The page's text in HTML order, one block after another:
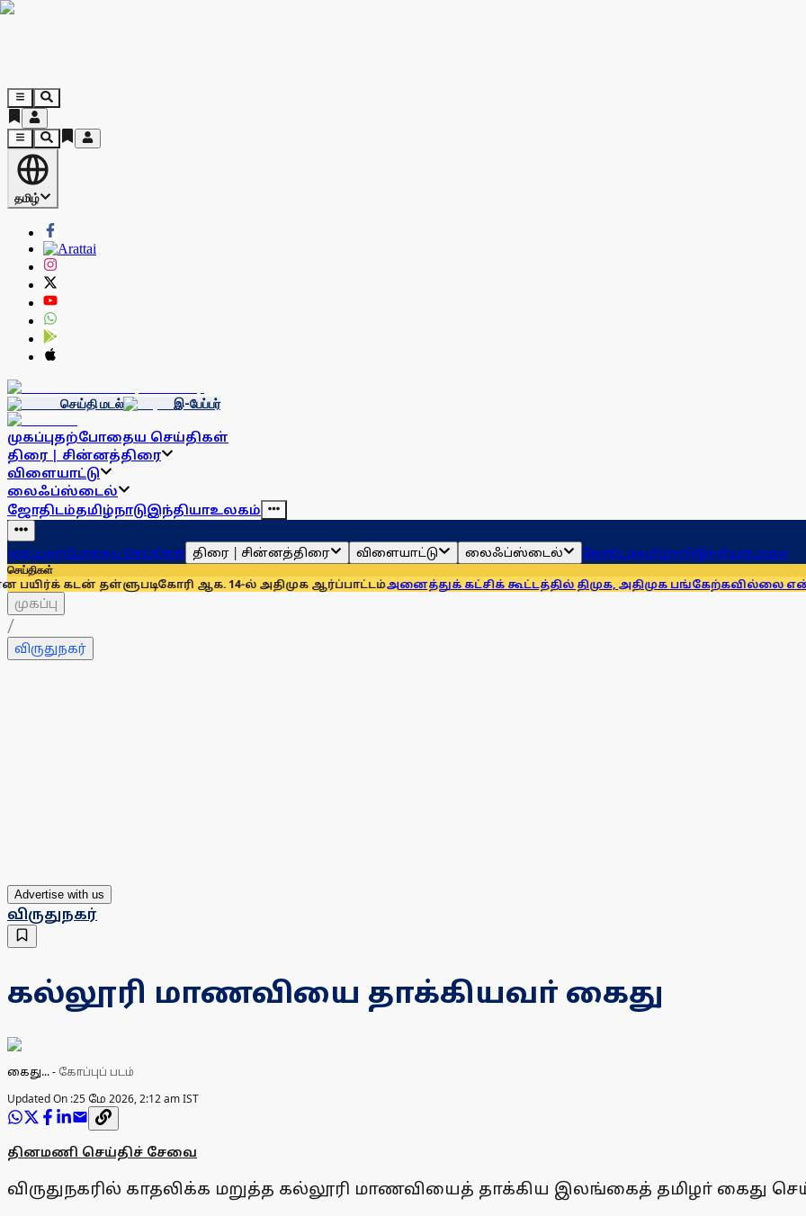
தமிழ்
செய்தி மடல் இ-பேப்பர்
முகப்புதற்போதைய செய்திகள்
திரை | சின்னத்திரை
விளையாட்டு
லைஃப்ஸ்டைல்
ஜோதிடம்தமிழ்நாடுஇந்தியாஉலகம்
முகப்புதற்போதைய செய்திகள் திரை | சின்னத்திரை விளையாட்டு லைஃப்ஸ்டைல் ஜோதிடம்தமிழ்நாடுஇந்தியாஉலகம்
செய்திகள்
தள்ளுபடிகோரி ஆக. 14-ல் அதிமுக ஆர்ப்பாட்டம் அனைத்துக் கட்சிக் கூட்டத்தில் திமுக, அதிமுக பங்கேற்கவில்லை என்றாலும்
முகப்பு
/
விருதுநகர்
Advertise with us
விருதுநகர்
கல்லூரி மாணவியை தாக்கியவா் கைது
கைது...- கோப்புப் படம்
Updated On :25 மே 2026, 2:12 am IST
தினமணி செய்திச் சேவை
விருதுநகரில் காதலிக்க மறுத்த கல்லூரி மாணவியைத் தாக்கிய இலங்கைத் தமிழா் கைது